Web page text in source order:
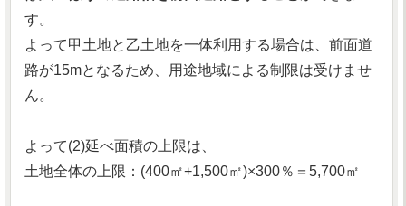
す。
よって甲土地と乙土地を一体利用する場合は、前面道
路が15mとなるため、用途地域による制限は受けませ
ん。
よって(2)延べ面積の上限は、
土地全体の上限：(400㎡+1,500㎡)×300％＝5,700㎡